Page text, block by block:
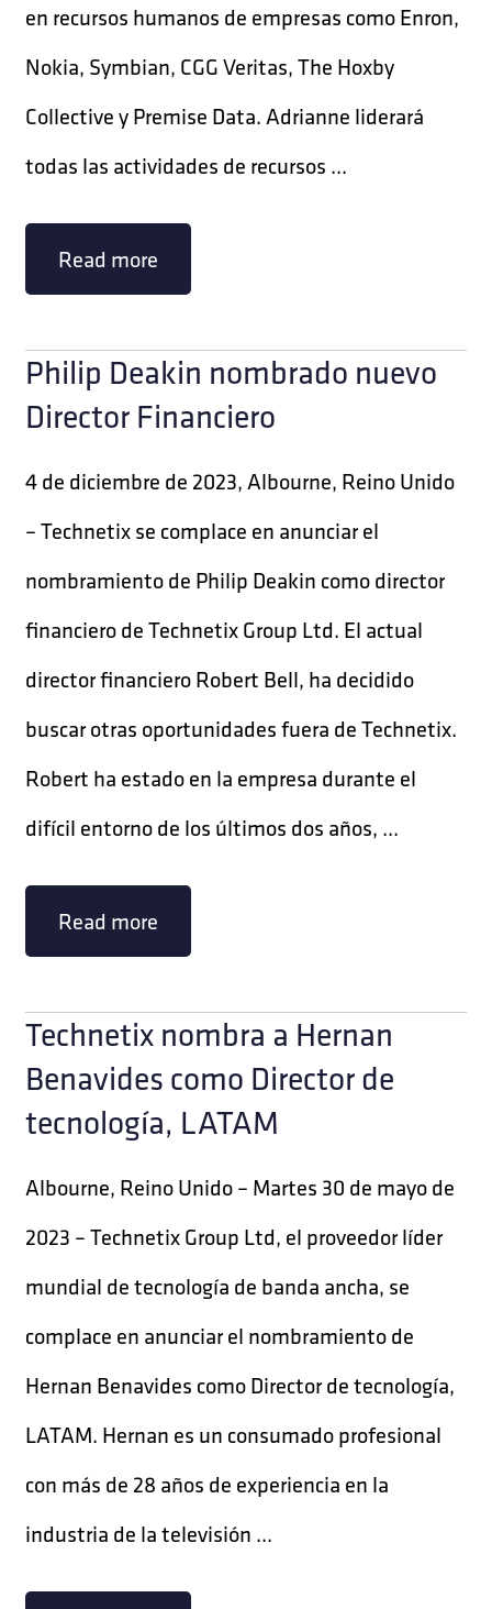
en recursos humanos de empresas como Enron,
Nokia, Symbian, CGG Veritas, The Hoxby
Collective y Premise Data. Adrianne liderará
todas las actividades de recursos ...
Read more
Philip Deakin nombrado nuevo
Director Financiero
4 de diciembre de 2023, Albourne, Reino Unido
– Technetix se complace en anunciar el
nombramiento de Philip Deakin como director
financiero de Technetix Group Ltd. El actual
director financiero Robert Bell, ha decidido
buscar otras oportunidades fuera de Technetix.
Robert ha estado en la empresa durante el
difícil entorno de los últimos dos años, ...
Read more
Technetix nombra a Hernan
Benavides como Director de
tecnología, LATAM
Albourne, Reino Unido – Martes 30 de mayo de
2023 – Technetix Group Ltd, el proveedor líder
mundial de tecnología de banda ancha, se
complace en anunciar el nombramiento de
Hernan Benavides como Director de tecnología,
LATAM. Hernan es un consumado profesional
con más de 28 años de experiencia en la
industria de la televisión ...